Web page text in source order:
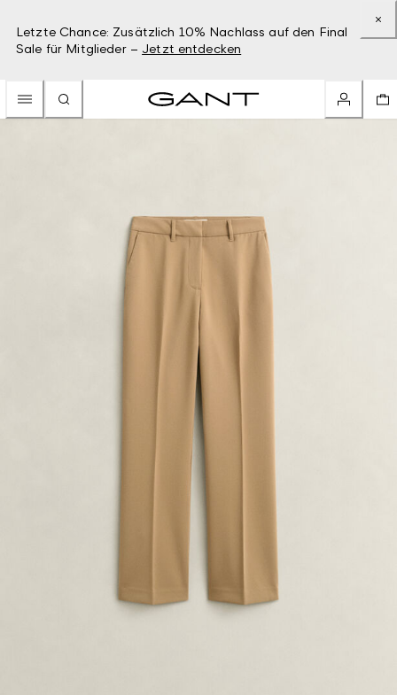
Letzte Chance: Zusätzlich 10% Nachlass auf den Final
Sale für Mitglieder – Jetzt entdecken